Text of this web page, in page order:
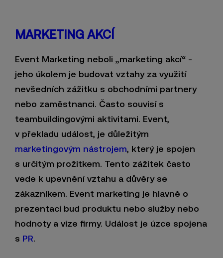
MARKETING AKCÍ
Event Marketing neboli „marketing akcí“ -
jeho úkolem je budovat vztahy za využití
nevšedních zážitku s obchodními partnery
nebo zaměstnanci. Často souvisí s
teambuildingovými aktivitami. Event,
v překladu událost, je důležitým
marketingovým nástrojem, který je spojen
s určitým prožitkem. Tento zážitek často
vede k upevnění vztahu a důvěry se
zákazníkem. Event marketing je hlavně o
prezentaci bud produktu nebo služby nebo
hodnoty a vize firmy. Událost je úzce spojena
s PR.